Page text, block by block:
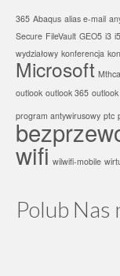
365 Abaqus alias e-mail
Secure FileVault GEO5 i3 i5
wydziałowy konferencja
Microsoft
outlook outlook 365
program antywirusowy ptc
wifi wilwifi-mobile
Polub Nas